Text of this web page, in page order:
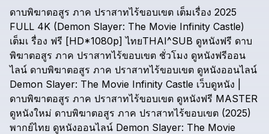
ดาบพิฆาตอสูร ภาค ปราสาทไร้ขอบเขต เต็มเรื่อง 2025
FULL 4K (Demon Slayer: The Movie Infinity Castle)
เต็มเ รื่อง ฟรี [HD*1080p] ไทยTHAI^SUB ดูหนังฟรี ดาบ
พิฆาตอสูร ภาค ปราสาทไร้ขอบเขต ชั่วโมง ดูหนังฟรีออน
ไลน์ ดาบพิฆาตอสูร ภาค ปราสาทไร้ขอบเขต ดูหนังออนไลน์
Demon Slayer: The Movie Infinity Castle เว็บดูหนัง
ดาบพิฆาตอสูร ภาค ปราสาทไร้ขอบเขต ดูหนังฟรี MASTER
ดูหนังใหม่ ดาบพิฆาตอสูร ภาค ปราสาทไร้ขอบเขต (2025)
พากย์ไทย ดูหนังออนไลน์ Demon Slayer: The Movie